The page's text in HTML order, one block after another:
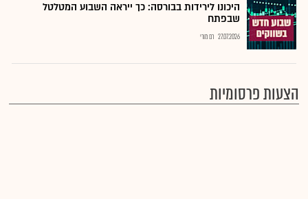
היכונו לירידות בבורסה: כך ייראה השבוע המטלטל
שבפתח
27.07.2026 רם מורי
הצעות פרסומיות